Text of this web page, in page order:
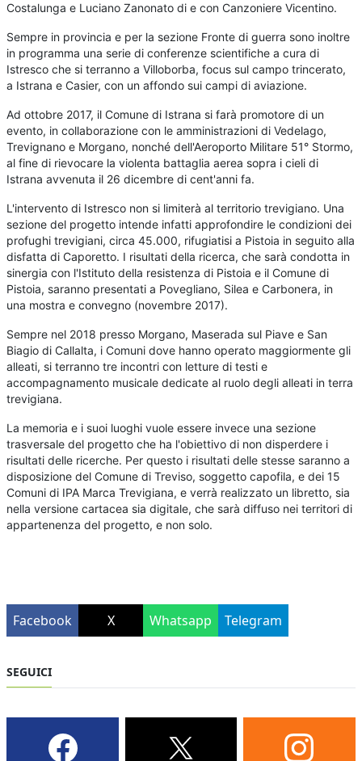
Costalunga e Luciano Zanonato di e con Canzoniere Vicentino.
Sempre in provincia e per la sezione Fronte di guerra sono inoltre
in programma una serie di conferenze scientifiche a cura di
Istresco che si terranno a Villoborba, focus sul campo trincerato,
a Istrana e Casier, con un affondo sui campi di aviazione.
Ad ottobre 2017, il Comune di Istrana si farà promotore di un
evento, in collaborazione con le amministrazioni di Vedelago,
Trevignano e Morgano, nonché dell'Aeroporto Militare 51° Stormo,
al fine di rievocare la violenta battaglia aerea sopra i cieli di
Istrana avvenuta il 26 dicembre di cent'anni fa.
L'intervento di Istresco non si limiterà al territorio trevigiano. Una
sezione del progetto intende infatti approfondire le condizioni dei
profughi trevigiani, circa 45.000, rifugiatisi a Pistoia in seguito alla
disfatta di Caporetto. I risultati della ricerca, che sarà condotta in
sinergia con l'Istituto della resistenza di Pistoia e il Comune di
Pistoia, saranno presentati a Povegliano, Silea e Carbonera, in
una mostra e convegno (novembre 2017).
Sempre nel 2018 presso Morgano, Maserada sul Piave e San
Biagio di Callalta, i Comuni dove hanno operato maggiormente gli
alleati, si terranno tre incontri con letture di testi e
accompagnamento musicale dedicate al ruolo degli alleati in terra
trevigiana.
La memoria e i suoi luoghi vuole essere invece una sezione
trasversale del progetto che ha l'obiettivo di non disperdere i
risultati delle ricerche. Per questo i risultati delle stesse saranno a
disposizione del Comune di Treviso, soggetto capofila, e dei 15
Comuni di IPA Marca Trevigiana, e verrà realizzato un libretto, sia
nella versione cartacea sia digitale, che sarà diffuso nei territori di
appartenenza del progetto, e non solo.
Facebook X Whatsapp Telegram
SEGUICI